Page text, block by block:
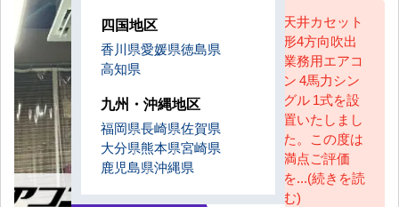
天井カセット
形4方向吹出
業務用エアコ
ン 4馬力シン
グル 1式を設
置いたしまし
た。この度は
満点ご評価
を...(続きを読
む)
四国地区
香川県愛媛県徳島県
高知県
九州・沖縄地区
福岡県長崎県佐賀県
大分県熊本県宮崎県
鹿児島県沖縄県